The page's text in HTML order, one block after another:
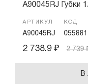
A90045RJ Губки
АРТИКУЛ
A90045RJ
КОД
055881
2 738.9 ₽ 2 739
В